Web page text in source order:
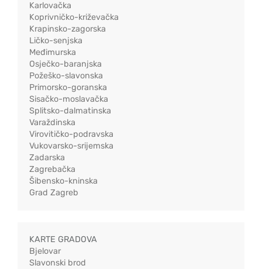
Karlovačka
Koprivničko-križevačka
Krapinsko-zagorska
Ličko-senjska
Međimurska
Osječko-baranjska
Požeško-slavonska
Primorsko-goranska
Sisačko-moslavačka
Splitsko-dalmatinska
Varaždinska
Virovitičko-podravska
Vukovarsko-srijemska
Zadarska
Zagrebačka
Šibensko-kninska
Grad Zagreb
KARTE GRADOVA
Bjelovar
Slavonski brod